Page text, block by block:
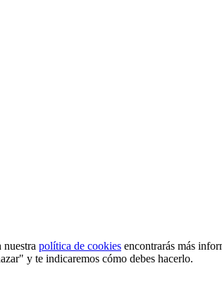
nuestra política de cookies encontrarás más
y te indicaremos cómo debes hacerlo.